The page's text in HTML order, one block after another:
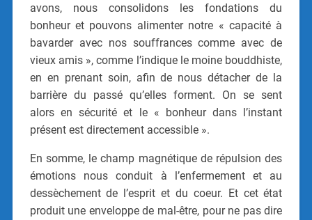
avons, nous consolidons les fondations du
bonheur et pouvons alimenter notre « capacité à
bavarder avec nos souffrances comme avec de
vieux amis », comme l’indique le moine bouddhiste,
en en prenant soin, afin de nous détacher de la
barrière du passé qu’elles forment. On se sent
alors en sécurité et le « bonheur dans l’instant
présent est directement accessible ».
En somme, le champ magnétique de répulsion des
émotions nous conduit à l’enfermement et au
dessèchement de l’esprit et du coeur. Et cet état
produit une enveloppe de mal-être, pour ne pas dire